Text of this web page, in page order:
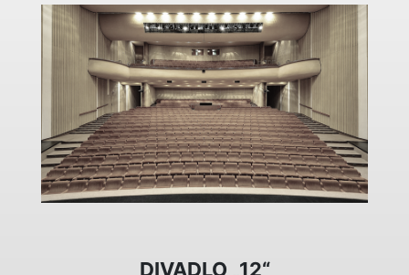
DIVADLO „12“